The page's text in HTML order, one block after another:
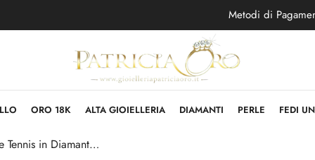
Metodi di
ORO 18K ALTA GIOIELLERIA DIAMANTI PERLE FEDI
Bracciale Tennis in Diamanti Davite & Delucchi Oro Bianco 18kt